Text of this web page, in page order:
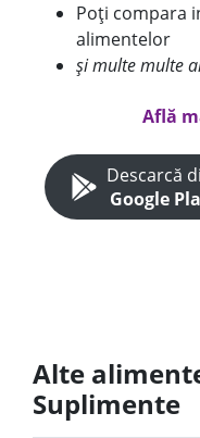
Poți compara
alimentelor
și multe multe
Află
Descarcă
Google
Alte
Suplimente